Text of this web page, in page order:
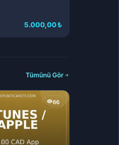
5.000,00 ₺
Tümünü Gör
66